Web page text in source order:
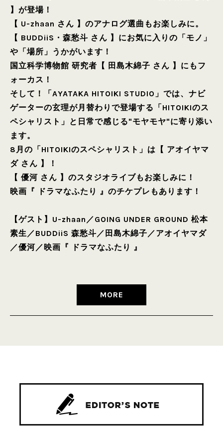
】が登場！
【 U-zhaan さん 】のアナログ選曲もお楽しみに。
【 BUDDiiS・森愁斗 さん 】にお気に入りの「モノ」
や「場所」うかがいます！
国立科学博物館 研究者【 田島木綿子 さん 】にもフ
ォーカス！
そして！「AYATAKA HITOIKI STUDIO」では、ナビ
ゲーターの玄理が月替わりで登場する「HITOIKIのス
ペシャリスト」と日常で感じる"モヤモヤ"に寄り添い
ます。
8月の「HITOIKIのスペシャリスト」は【 アオイヤマ
ダ さん 】！
【 優河 さん 】のスタジオライブもお楽しみに！
映画『 ドラマなふたり 』のチケプレもあります！
【ゲスト】 U-zhaan ／GOING UNDER GROUND 松本
素生／BUDDiiS 森愁斗／ 田島木綿子／アオイヤマダ
／優河／映画『 ドラマなふたり 』
MORE